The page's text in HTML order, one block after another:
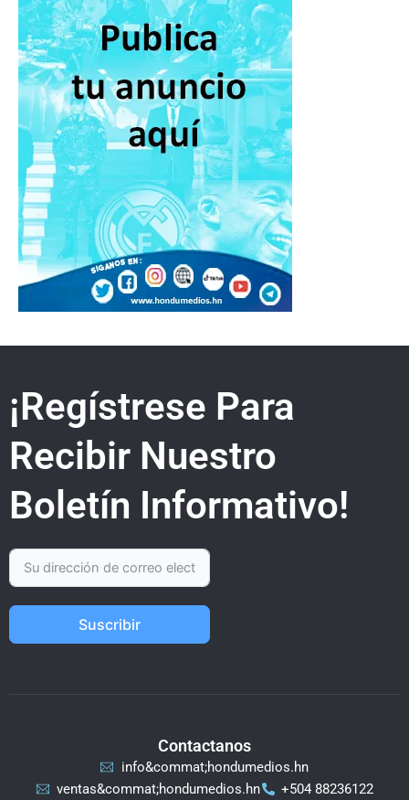
¡Regístrese Para
Recibir Nuestro
Boletín Informativo!
Suscribir
Contactanos
info&commat;hondumedios.hn
ventas&commat;hondumedios.hn
+504 88236122